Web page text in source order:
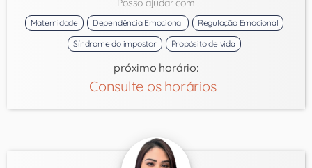
Posso ajudar com
Maternidade Dependência Emocional
Regulação Emocional
Síndrome do impostor
Propósito de vida
próximo horário:
Consulte os horários